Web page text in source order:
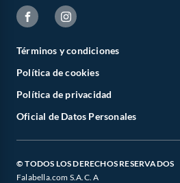
Términos y condiciones
Política de cookies
Política de privacidad
Oficial de Datos Personales
© TODOS LOS DERECHOS RESERVADOS
Falabella.com S.A.C. A